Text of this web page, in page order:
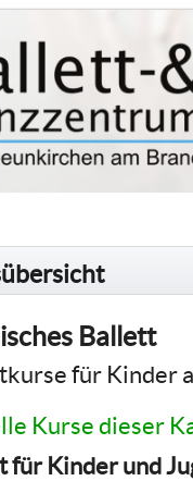
Ballett
für Kinder
Kurse dieser
für Kinder und